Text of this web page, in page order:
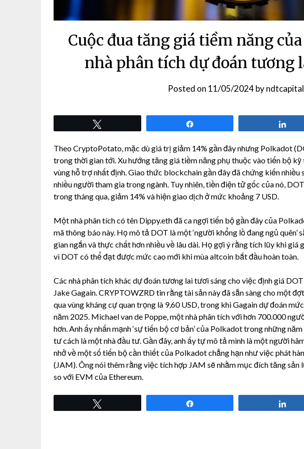
Cuộc đua tăng giá tiềm năng
nhà phân tích dự đoán tương
Posted on 11/05/2024byndtcapital
Theo CryptoPotato, mặc dù giá trị giảm 14% gần đây nhưng Polkadot
trong thời gian tới. Xu hướng tăng giá tiềm năng phụ thuộc vào tiến bộ
vùng hỗ trợ nhất định. Giao thức blockchain gần đây đã chứng kiến ​​nhiều
nhiều người tham gia trong ngành. Tuy nhiên, tiền điện tử gốc của nó,
trong tháng qua, giảm 14% và hiện giao dịch ở mức khoảng 7 USD.
Một nhà phân tích có tên Dippy.eth đã ca ngợi tiến bộ gần đây của
mã thông báo này. Họ mô tả DOT là một ‘người khổng lồ đang ngủ quên’
gian ngắn và thực chất hơn nhiều về lâu dài. Họ gợi ý rằng tích lũy khi
vì DOT có thể đạt được mức cao mới khi mùa altcoin bắt đầu hoàn toàn.
Các nhà phân tích khác dự đoán tương lai tươi sáng cho việc định giá
Jake Gagain. CRYPTOWZRD tin rằng tài sản này đã sẵn sàng cho một
qua vùng kháng cự quan trọng là 9,60 USD, trong khi Gagain dự đoán
năm 2025. Michael van de Poppe, một nhà phân tích với hơn 700.000
hơn. Anh ấy nhấn mạnh ‘sự tiến bộ cơ bản’ của Polkadot trong những
tư cách là một nhà đầu tư. Gần đây, anh ấy tự mô tả mình là một người
nhở về một số tiến bộ cần thiết của Polkadot chẳng hạn như việc phát
(JAM). Ông nói thêm rằng việc tích hợp JAM sẽ nhằm mục đích tăng sản
so với EVM của Ethereum.